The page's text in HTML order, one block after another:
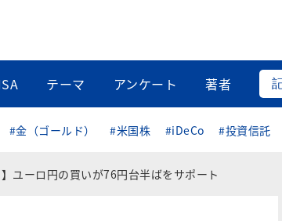
テーマ アンケート 著者
#金（ゴールド） #米国株 #iDeCo #投資信託
ユーロ円の買いが76円台半ばをサポート